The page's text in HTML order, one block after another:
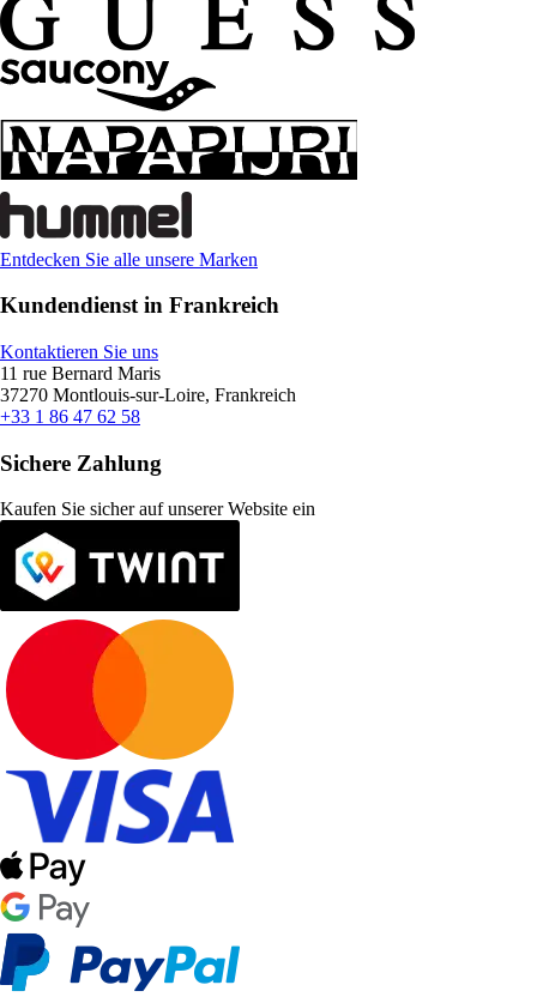
Entdecken Sie alle unsere Marken
Kundendienst in Frankreich
Kontaktieren Sie uns
11 rue Bernard Maris
37270 Montlouis-sur-Loire, Frankreich
+33 1 86 47 62 58
Sichere Zahlung
Kaufen Sie sicher auf unserer Website ein